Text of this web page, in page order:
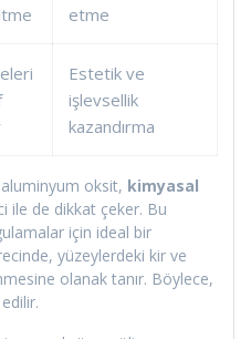
etme
Estetik ve
işlevsellik
kazandırma
aluminyum oksit, kimyasal
ile de dikkat çeker. Bu
için ideal bir
yüzeylerdeki kir ve
olanak tanır. Böylece,